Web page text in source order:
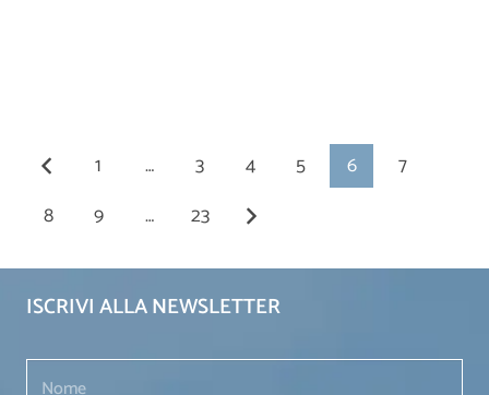
1 … 3 4 5 6
7
8
9 … 23
ISCRIVI ALLA NEWSLETTER